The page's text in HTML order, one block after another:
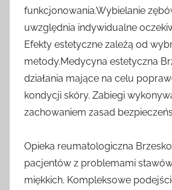
funkcjonowania.Wybielanie
uwzględnia indywidualne
Efekty estetyczne zależą od
metody.Medycyna estetyczna
działania mające na celu
kondycji skóry. Zabiegi
zachowaniem zasad
Opieka reumatologiczna
pacjentów z problemami
miękkich. Kompleksowe